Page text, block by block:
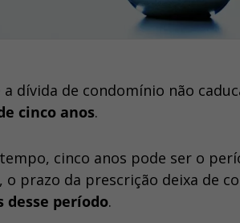
a dívida de condomínio não
cinco anos.
cinco anos pode ser o
prazo da prescrição deixa de
desse período.